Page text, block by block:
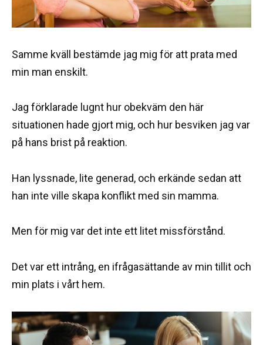
Samme kväll bestämde jag mig för att prata med
min man enskilt.
Jag förklarade lugnt hur obekväm den här
situationen hade gjort mig, och hur besviken jag var
på hans brist på reaktion.
Han lyssnade, lite generad, och erkände sedan att
han inte ville skapa konflikt med sin mamma.
Men för mig var det inte ett litet missförstånd.
Det var ett intrång, en ifrågasättande av min tillit och
min plats i vårt hem.